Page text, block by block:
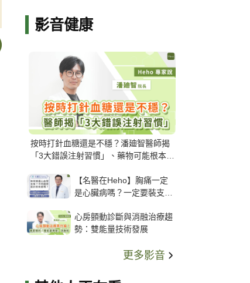
影音健康
按時打針血糖還是不穩？潘廸智醫師揭
「3大錯誤注射習慣」、藥物可能根本沒
【名醫在Heho】胸痛一定
是心臟病嗎？一定要裝支
解析支架種類、風險與選擇
關鍵
心房顫動診斷與消融治療趨
勢：雙能量技術發展
更多影音